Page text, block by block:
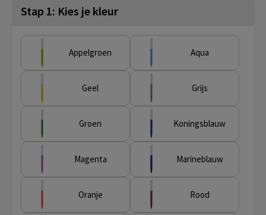
Stap 1: Kies je kleur
Appelgroen Aqua
Geel Grijs
Groen Koningsblauw
Magenta Marineblauw
Oranje Rood